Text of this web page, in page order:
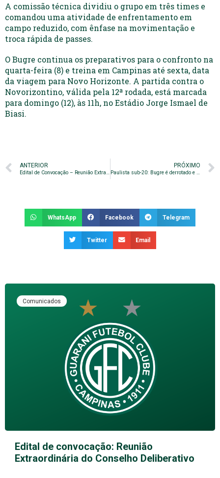
A comissão técnica dividiu o grupo em três times e
comandou uma atividade de enfrentamento em
campo reduzido, com ênfase na movimentação e
troca rápida de passes.
O Bugre continua os preparativos para o confronto na
quarta-feira (8) e treina em Campinas até sexta, data
da viagem para Novo Horizonte. A partida contra o
Novorizontino, válida pela 12ª rodada, está marcada
para domingo (12), às 11h, no Estádio Jorge Ismael de
Biasi.
ANTERIOR
Edital de Convocação – Reunião Extraordinária do Conselho Deliberativo
PRÓXIMO
Paulista sub-20: Bugre é derrotado e perde invencibilidade
WhatsApp Facebook Telegram
Twitter Email
Comunicados
Edital de convocação: Reunião
Extraordinária do Conselho Deliberativo